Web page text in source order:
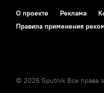
О проекте Реклама
Правила применения
© 2026 Sputnik Все права